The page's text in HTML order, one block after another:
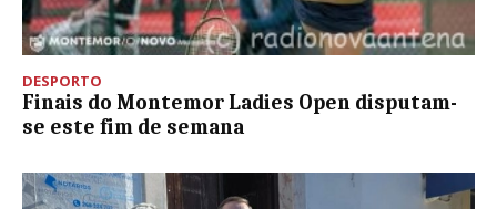
DESPORTO
Finais do Montemor Ladies Open disputam-
se este fim de semana